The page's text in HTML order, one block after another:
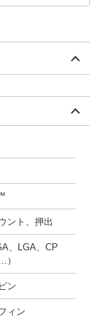
ント、押出
、LGA、CP
）
ン
ィン